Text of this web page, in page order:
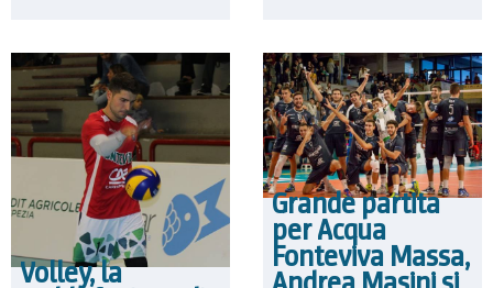
Volley, la
Grande partita
per Acqua
Fonteviva Massa,